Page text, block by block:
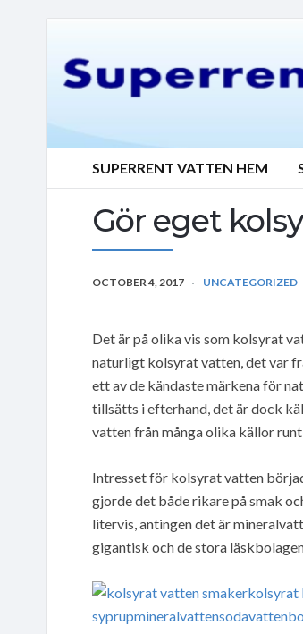
SUPERRENT VATTEN HEM
Gör eget
OCTOBER 4, 2017 UNCATEGORIZED
Det är på olika vis som kolsyrat
naturligt kolsyrat vatten, det var
ett av de kändaste märkena för
tillsätts i efterhand, det är dock
vatten från många olika källor
Intresset för kolsyrat vatten
gjorde det både rikare på smak
litervis, antingen det är
gigantisk och de stora